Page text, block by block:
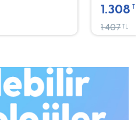
1.308
1.407 TL